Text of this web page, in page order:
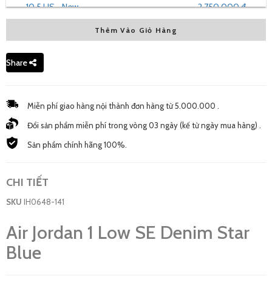
2,750,000 đ
10.5 US - New
Thêm Vào Giỏ Hàng
Share
Miễn phí giao hàng nội thành đơn hàng từ 5.000.000 .
Đổi sản phẩm miễn phí trong vòng 03 ngày (kế từ ngày mua hàng) .
Sản phẩm chính hãng 100%.
CHI TIẾT
SKU IH0648-141
Air Jordan 1 Low SE Denim Star
Blue